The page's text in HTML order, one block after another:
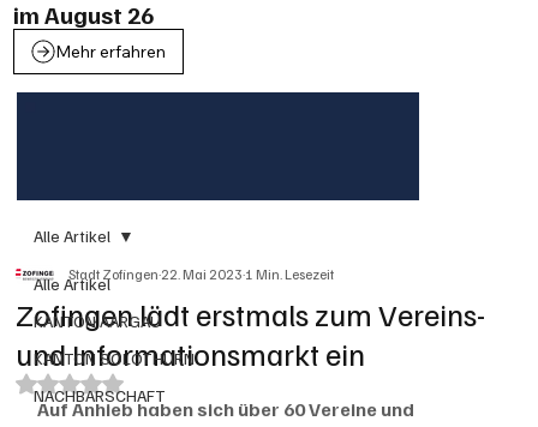
im August 26
Mehr erfahren
Alle Artikel
KANTON AARGAU
KANTON SOLOTHURN
NACHBARSCHAFT
Alle Artikel
Zofingen lädt erstmals zum Vereins-
und Informationsmarkt ein
Stadt Zofingen22. Mai 20231 Min. Lesezeit
Mit NaN von 5 Sternen bewertet.
Auf Anhieb haben sich über 60 Vereine und